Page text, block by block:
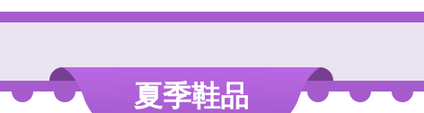
夏季鞋品